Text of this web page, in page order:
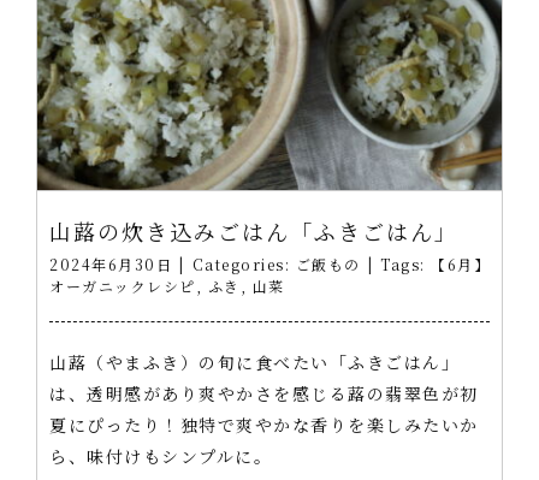
山蕗の炊き込みごはん「ふきごはん」
2024年6月30日 | Categories: ご飯もの | Tags:
【6月】
オーガニックレシピ
ふき 山菜
山蕗（やまふき）の旬に食べたい「ふきごはん」
は、透明感があり爽やかさを感じる蕗の翡翠色が初
夏にぴったり！独特で爽やかな香りを楽しみたいか
ら、味付けもシンプルに。